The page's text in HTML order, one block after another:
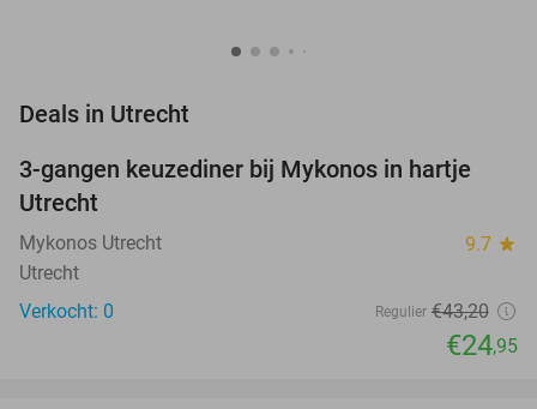
Deals in Utrecht
42%
NEW
TODAY
3-gangen keuzediner bij Mykonos in hartje
Utrecht
Mykonos Utrecht 9.7 star
Utrecht
Verkocht: 0
Regulier €43,20
€24,95